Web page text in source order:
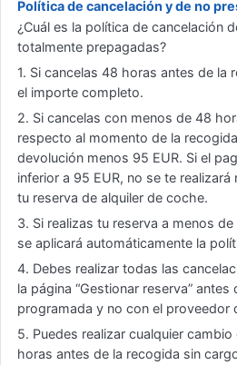
Política de cancelación y de no
¿Cuál es la política de cancelación
totalmente prepagadas?
1. Si cancelas 48 horas antes de la
el importe completo.
2. Si cancelas con menos de 48
respecto al momento de la
devolución menos 95 EUR. Si el
inferior a 95 EUR, no se te
tu reserva de alquiler de coche.
3. Si realizas tu reserva a menos
se aplicará automáticamente la
4. Debes realizar todas las
la página “Gestionar reserva”
programada y no con el proveedor
5. Puedes realizar cualquier
horas antes de la recogida sin